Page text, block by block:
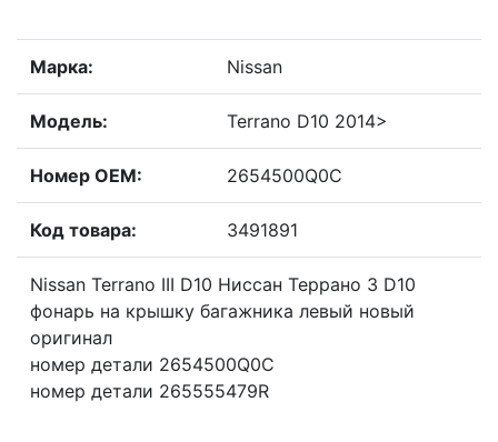
Марка: Nissan
Модель: Terrano D10 2014>
Номер OEM: 2654500Q0C
Код товара: 3491891
Nissan Terrano III D10 Ниссан Террано 3 D10
фонарь на крышку багажника левый новый
оригинал
номер детали 2654500Q0C
номер детали 265555479R